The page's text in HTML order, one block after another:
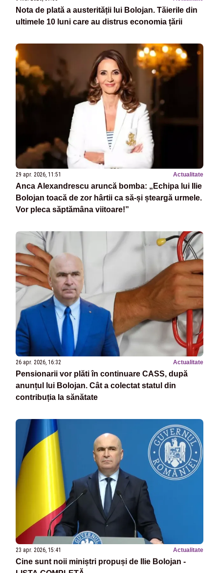
Nota de plată a austerității lui Bolojan. Tăierile din
ultimele 10 luni care au distrus economia țării
29 apr. 2026, 11:51 Actualitate
Anca Alexandrescu aruncă bomba: „Echipa lui Ilie
Bolojan toacă de zor hârtii ca să-și șteargă urmele.
Vor pleca săptămâna viitoare!”
26 apr. 2026, 16:32 Actualitate
Pensionarii vor plăti în continuare CASS, după
anunțul lui Bolojan. Cât a colectat statul din
contribuția la sănătate
23 apr. 2026, 15:41 Actualitate
Cine sunt noii miniștri propuși de Ilie Bolojan -